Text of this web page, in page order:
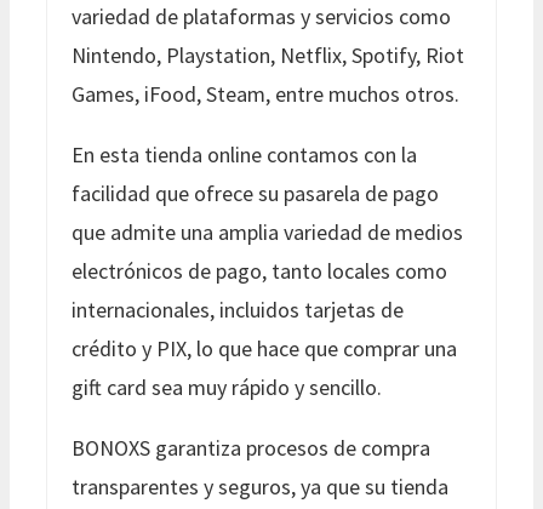
variedad de plataformas y servicios como
Nintendo, Playstation, Netflix, Spotify, Riot
Games, iFood, Steam, entre muchos otros.
En esta tienda online contamos con la
facilidad que ofrece su pasarela de pago
que admite una amplia variedad de medios
electrónicos de pago, tanto locales como
internacionales, incluidos tarjetas de
crédito y PIX, lo que hace que comprar una
gift card sea muy rápido y sencillo.
BONOXS garantiza procesos de compra
transparentes y seguros, ya que su tienda